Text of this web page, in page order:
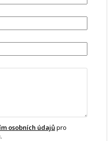
osobních údajůpro